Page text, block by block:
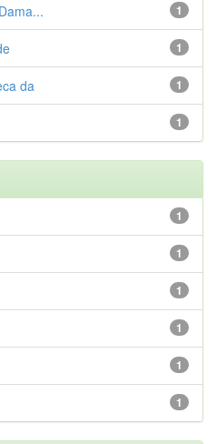
1
1
1
da
1
1
1
1
1
1
1